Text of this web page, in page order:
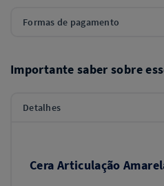
Formas de pagamento
Importante saber sobre
Detalhes
Cera Articulação